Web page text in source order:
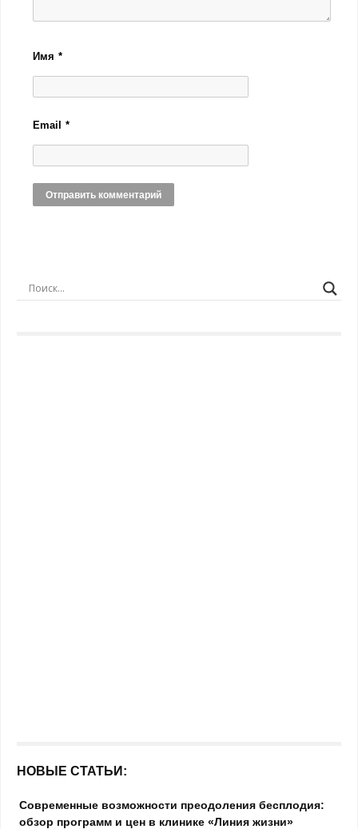
Имя*
Email*
НОВЫЕ СТАТЬИ:
Современные возможности преодоления бесплодия:
обзор программ и цен в клинике «Линия жизни»